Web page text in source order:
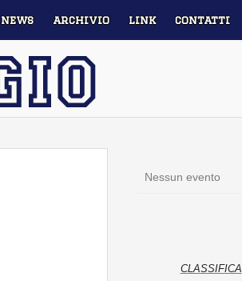
news archivio link contatti
Nessun evento
CLASSIFICA